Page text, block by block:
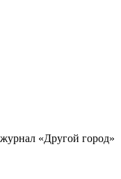
«Другой город»